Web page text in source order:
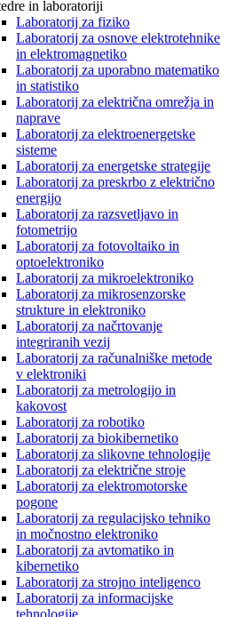
in laboratoriji
Laboratorij za fiziko
Laboratorij za osnove elektrotehnike
in elektromagnetiko
Laboratorij za uporabno matematiko
in statistiko
Laboratorij za električna omrežja in
naprave
Laboratorij za elektroenergetske
sisteme
Laboratorij za energetske strategije
Laboratorij za preskrbo z električno
energijo
Laboratorij za razsvetljavo in
fotometrijo
Laboratorij za fotovoltaiko in
optoelektroniko
Laboratorij za mikroelektroniko
Laboratorij za mikrosenzorske
strukture in elektroniko
Laboratorij za načrtovanje
integriranih vezij
Laboratorij za računalniške metode
v elektroniki
Laboratorij za metrologijo in
kakovost
Laboratorij za robotiko
Laboratorij za biokibernetiko
Laboratorij za slikovne tehnologije
Laboratorij za električne stroje
Laboratorij za elektromotorske
pogone
Laboratorij za regulacijsko tehniko
in močnostno elektroniko
Laboratorij za avtomatiko in
kibernetiko
Laboratorij za strojno inteligenco
Laboratorij za informacijske
tehnologije